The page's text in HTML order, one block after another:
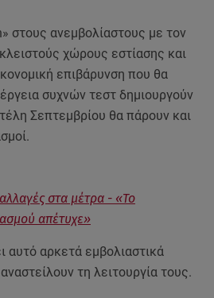
στους ανεμβολίαστους με τον
χώρους εστίασης και
επιβάρυνση που θα
συχνών τεστ δημιουργούν
Σεπτεμβρίου θα πάρουν και
στα μέτρα - «Το
απέτυχε»
αυτό αρκετά εμβολιαστικά
τη λειτουργία τους.